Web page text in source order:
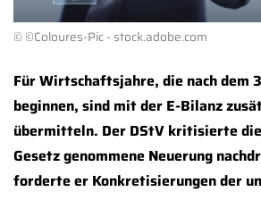
© ©Coloures-Pic - stock.adobe.com
Für Wirtschaftsjahre, die nach dem
beginnen, sind mit der E-Bilanz
übermitteln. Der DStV kritisierte
Gesetz genommene Neuerung
forderte er Konkretisierungen der